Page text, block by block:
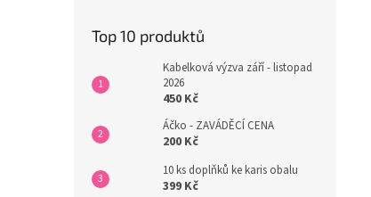
Top 10 produktů
Kabelková výzva září - listopad
2026
450 Kč
Áčko - ZAVÁDĚCÍ CENA
200 Kč
10 ks doplňků ke karis obalu
399 Kč